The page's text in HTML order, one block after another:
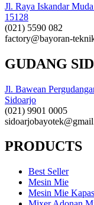
Jl. Raya Iskandar
15128
(021) 5590 082
factory@bayoran-
GUDANG
Jl. Bawean
Sidoarjo
(021) 9901 0005
PRODUCTS
Best Seller
Mesin Mie
Mesin Mie